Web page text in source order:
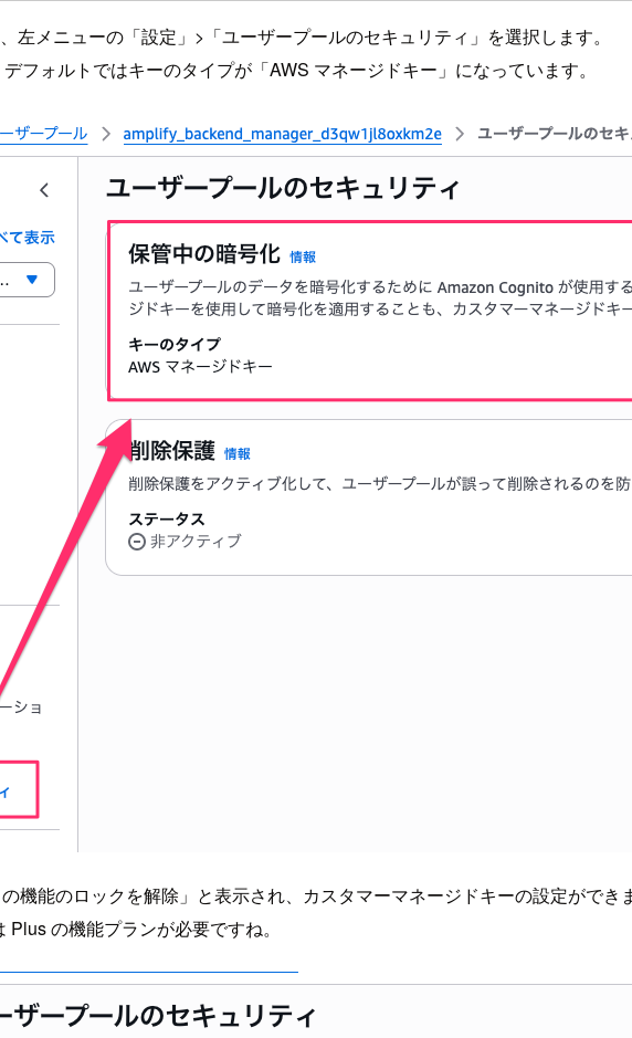
メニューの「設定」>「ユーザープールのセキュリティ」を選択します。
フォルトではキーのタイプが「AWS マネージドキー」になっています。
機能のロックを解除」と表示され、カスタマーマネージドキーの設定ができ
の機能プランが必要ですね。